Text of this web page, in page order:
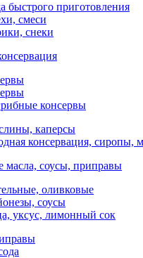
быстрого приготовления
смеси
снеки
консервы
каперсы
консервация, сиропы,
масла, соусы, приправы
оливковые
соусы
уксус, лимонный сок